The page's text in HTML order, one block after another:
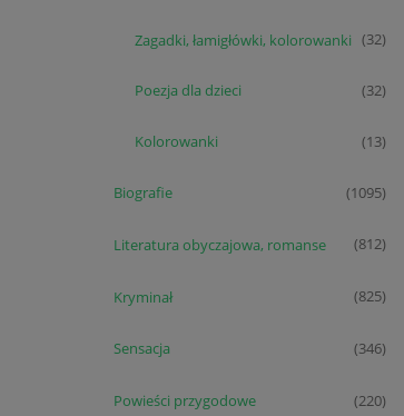
Zagadki, łamigłówki, kolorowanki (32)
Poezja dla dzieci (32)
Kolorowanki (13)
Biografie (1095)
Literatura obyczajowa, romanse (812)
Kryminał (825)
Sensacja (346)
Powieści przygodowe (220)